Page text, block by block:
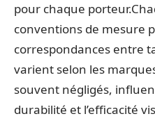
pour chaque
conventions de mesure
correspondances entre
varient selon les
souvent négligés,
durabilité et l’efficacité